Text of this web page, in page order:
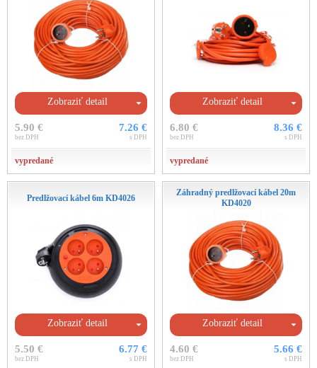
Zobraziť detail
5.90 €
bez DPH
7.26 €
s DPH
vypredané
Zobraziť detail
6.80 €
bez DPH
8.36 €
s DPH
vypredané
Predlžovací kábel 6m KD4026
Zobraziť detail
5.50 €
bez DPH
6.77 €
s DPH
Záhradný predlžovací kábel 20m
KD4020
Zobraziť detail
4.60 €
bez DPH
5.66 €
s DPH